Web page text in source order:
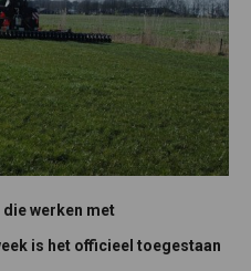
werken met
is het officieel toegestaan